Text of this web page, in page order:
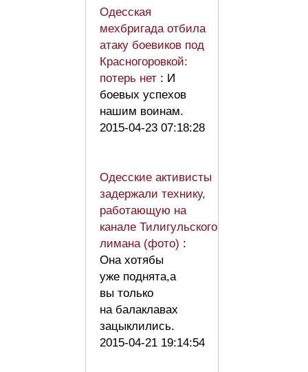
Одесская
мехбригада отбила
атаку боевиков под
Красногоровкой:
потерь нет : И
боевых успехов
нашим воинам.
2015-04-23 07:18:28
Одесские активисты
задержали технику,
работающую на
канале Тилигульского
лимана (фото) :
Она хотябы
уже поднята,а
вы только
на балаклавах
зацыклились.
2015-04-21 19:14:54